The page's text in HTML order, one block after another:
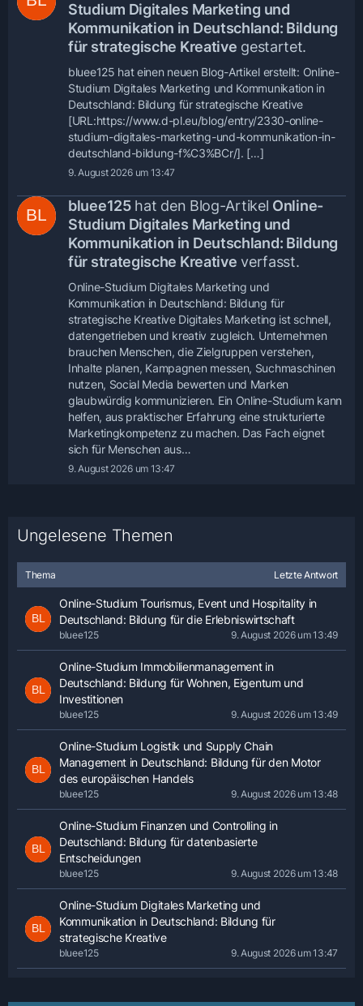
Studium Digitales Marketing und
Kommunikation in Deutschland: Bildung
für strategische Kreative gestartet.
bluee125 hat einen neuen Blog-Artikel erstellt: Online-
Studium Digitales Marketing und Kommunikation in
Deutschland: Bildung für strategische Kreative
[URL:https://www.d-pl.eu/blog/entry/2330-online-
studium-digitales-marketing-und-kommunikation-in-
deutschland-bildung-f%C3%BCr/]. […]
9. August 2026 um 13:47
bluee125hat den Blog-Artikel Online-
Studium Digitales Marketing und
Kommunikation in Deutschland: Bildung
für strategische Kreative verfasst.
Online-Studium Digitales Marketing und
Kommunikation in Deutschland: Bildung für
strategische Kreative Digitales Marketing ist schnell,
datengetrieben und kreativ zugleich. Unternehmen
brauchen Menschen, die Zielgruppen verstehen,
Inhalte planen, Kampagnen messen, Suchmaschinen
nutzen, Social Media bewerten und Marken
glaubwürdig kommunizieren. Ein Online-Studium kann
helfen, aus praktischer Erfahrung eine strukturierte
Marketingkompetenz zu machen. Das Fach eignet
sich für Menschen aus…
9. August 2026 um 13:47
Ungelesene Themen
Thema Letzte Antwort
Online-Studium Tourismus, Event und Hospitality in
Deutschland: Bildung für die Erlebniswirtschaft
bluee125 9. August 2026 um 13:49
Online-Studium Immobilienmanagement in
Deutschland: Bildung für Wohnen, Eigentum und
Investitionen
bluee125 9. August 2026 um 13:49
Online-Studium Logistik und Supply Chain
Management in Deutschland: Bildung für den Motor
des europäischen Handels
bluee125 9. August 2026 um 13:48
Online-Studium Finanzen und Controlling in
Deutschland: Bildung für datenbasierte
Entscheidungen
bluee125 9. August 2026 um 13:48
Online-Studium Digitales Marketing und
Kommunikation in Deutschland: Bildung für
strategische Kreative
bluee125 9. August 2026 um 13:47